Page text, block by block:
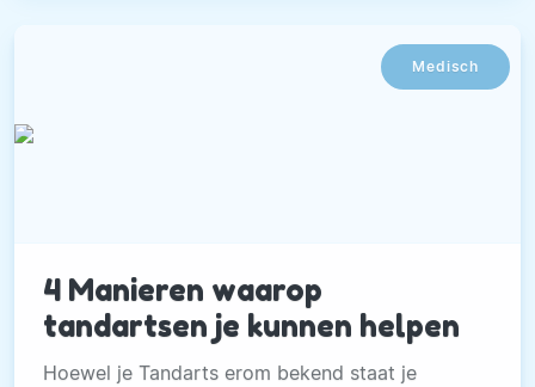
Medisch
4 Manieren waarop
tandartsen je kunnen helpen
Hoewel je Tandarts erom bekend staat je